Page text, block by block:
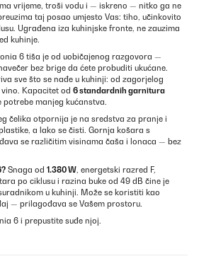
vrijeme, troši vodu i — iskreno — nitko ga ne
taj posao umjesto Vas: tiho, učinkovito
Ugrađena iza kuhinjske fronte, ne zauzima
kuhinje.
6 tiša je od uobičajenog razgovora —
bez brige da ćete probuditi ukućane.
sve što se nađe u kuhinji: od zagorjelog
Kapacitet od 6 standardnih garnitura
manjeg kućanstva.
čelika otpornija je na sredstva za pranje i
a lako se čisti. Gornja košara s
se različitim visinama čaša i lonaca — bez
Snaga od 1.380 W, energetski razred F,
po ciklusu i razina buke od 49 dB čine je
u kuhinji. Može se koristiti kao
— prilagođava se Vašem prostoru.
6 i prepustite suđe njoj.